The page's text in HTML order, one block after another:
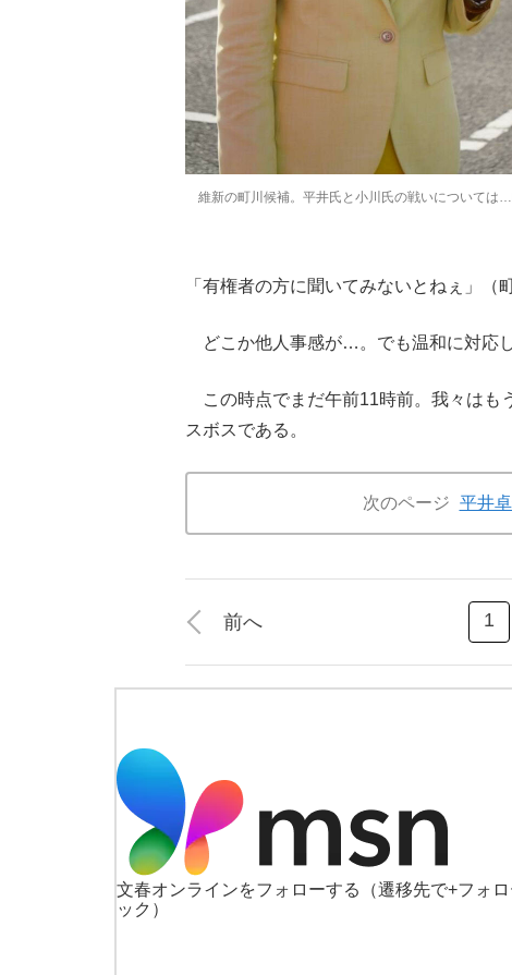
維新の町川候補。平井氏と小川氏の戦いについて
「有権者の方に聞いてみないとねぇ」（
どこか他人事感が…。でも温和に対応
この時点でまだ午前11時前。我々はも
スボスである。
次のページ 平井
前へ 1
文春オンラインをフォローする
（遷移先で+フォ
ック）